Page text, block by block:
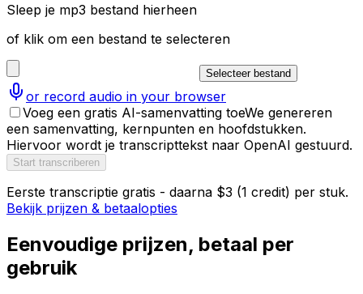
Sleep je mp3 bestand hierheen
of klik om een bestand te selecteren
Selecteer bestand
or record audio in your browser
Voeg een gratis AI-samenvatting toeWe genereren
een samenvatting, kernpunten en hoofdstukken.
Hiervoor wordt je transcripttekst naar OpenAI gestuurd.
Start transcriberen
Eerste transcriptie gratis - daarna $3 (1 credit) per stuk.
Bekijk prijzen & betaalopties
Eenvoudige prijzen, betaal per
gebruik